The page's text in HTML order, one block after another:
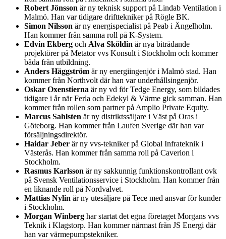
Robert Jönsson är ny teknisk support på Lindab Ventilation i
Malmö. Han var tidigare drifttekniker på Rögle BK.
Simon Nilsson är ny energispecialist på Peab i Ängelholm.
Han kommer från samma roll på K-System.
Edvin Ekberg och Alva Sköldin är nya biträdande
projektörer på Metator vvs Konsult i Stockholm och kommer
båda från utbildning.
Anders Häggström är ny energiingenjör i Malmö stad. Han
kommer från Northvolt där han var underhållsingenjör.
Oskar Oxenstierna är ny vd för Tedge Energy, som bildades
tidigare i år när Ferla och Edekyl & Värme gick samman. Han
kommer från rollen som partner på Amplio Private Equity.
Marcus Sahlsten är ny distriktssäljare i Väst på Oras i
Göteborg. Han kommer från Laufen Sverige där han var
försäljningsdirektör.
Haidar Jeber är ny vvs-tekniker på Global Infrateknik i
Västerås. Han kommer från samma roll på Caverion i
Stockholm.
Rasmus Karlsson är ny sakkunnig funktionskontrollant ovk
på Svensk Ventilationsservice i Stockholm. Han kommer från
en liknande roll på Nordvalvet.
Mattias Nylin är ny utesäljare på Tece med ansvar för kunder
i Stockholm.
Morgan Winberg har startat det egna företaget Morgans vvs
Teknik i Klagstorp. Han kommer närmast från JS Energi där
han var värmepumpstekniker.